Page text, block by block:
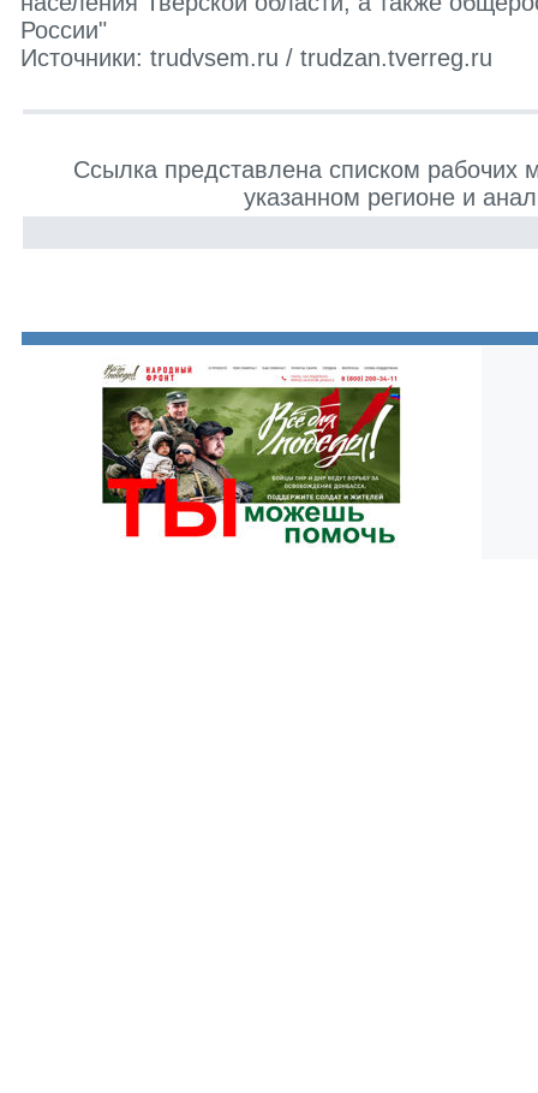
России"
Источники: trudvsem.ru / trudzan.tverreg.ru
Ссылка представлена списком рабочих
указанном регионе и